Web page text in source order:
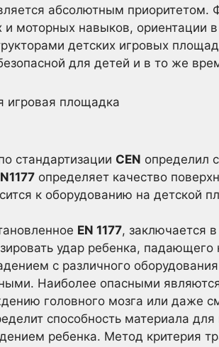
абсолютным
и моторных навыков, ориентации
детских игровых
для детей и в то же
стандартизации CEN определил
определяет качество
к оборудованию на детской
EN 1177, заключается
удар ребенка,
с различного
Наиболее опасными
головного мозга или даже
способность материала
ребенка. Метод критерия